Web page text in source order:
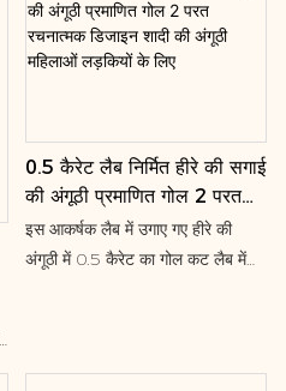
क्लासिक लुक भी बेहद खूबसूरत है। उन्नत
तकनीकों से खूबसूरती से निर्मित, लैब में
निर्मित हीरे असली हीरों से कम नहीं
ही, लैब में निर्मित हीरे किफायती भी हैं।
गुणवत्ता आश्वासन - 18 कैरेट ठोस सोना;
लैब में निर्मित हीरे की गुणवत्ता: EF-VS;
कुल लैब में निर्मित हीरे का वजन: 2.00
कैरेट (लगभग)
0.5 कैरेट लैब निर्मित हीरे की सगाई
की अंगूठी प्रमाणित गोल 2 परत
रचनात्मक डिजाइन शादी की अंगूठी
महिलाओं लड़कियों के लिए
इस आकर्षक लैब में उगाए गए हीरे की
अंगूठी में 0.5 कैरेट का गोल कट लैब में